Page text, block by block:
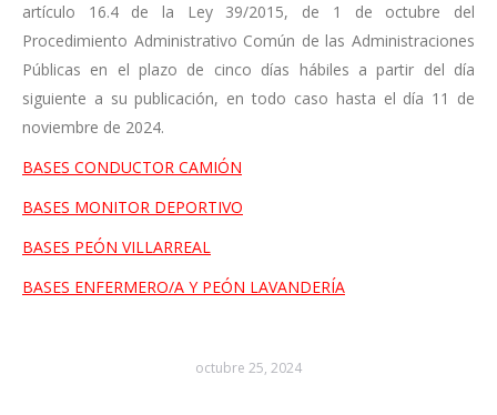
artículo 16.4 de la Ley 39/2015, de 1 de octubre del
Procedimiento Administrativo Común de las Administraciones
Públicas en el plazo de cinco días hábiles a partir del día
siguiente a su publicación, en todo caso hasta el día 11 de
noviembre de 2024.
BASES CONDUCTOR CAMIÓN
BASES MONITOR DEPORTIVO
BASES PEÓN VILLARREAL
BASES ENFERMERO/A Y PEÓN LAVANDERÍA
octubre 25, 2024